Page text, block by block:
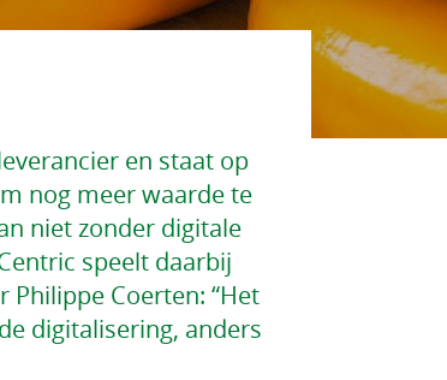
en staat op
nog meer waarde te
niet zonder digitale
speelt daarbij
Coerten: “Het
digitalisering, anders